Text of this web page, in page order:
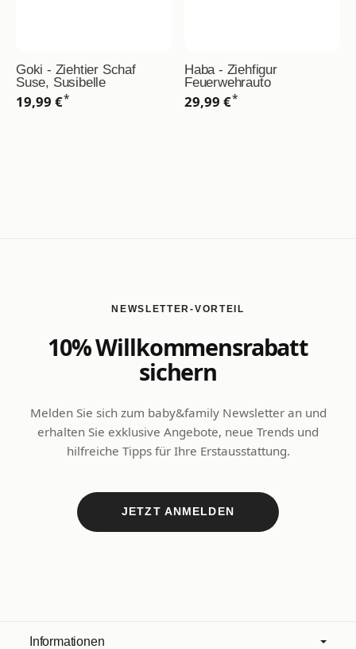
Goki - Ziehtier Schaf
Suse, Susibelle
19,99 €*
Haba - Ziehfigur
Feuerwehrauto
29,99 €*
NEWSLETTER-VORTEIL
10% Willkommensrabatt
sichern
Melden Sie sich zum baby&family Newsletter an und
erhalten Sie exklusive Angebote, neue Trends und
hilfreiche Tipps für Ihre Erstausstattung.
JETZT ANMELDEN
Informationen